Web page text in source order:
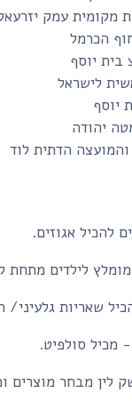
מקומית עמק
הכרמל
לישראל
יוסף
יהודה
הדתית לוד
להכיל אגוזים.
לילדים מתחת
שאריות גלעיני/
מכיל סולפיט.
לין מבחר מוצרים